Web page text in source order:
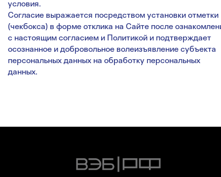
условия.
Согласие выражается посредством установки отметки
(чекбокса) в форме отклика на Сайте после
с настоящим согласием и Политикой и подтверждает
осознанное и добровольное волеизъявление субъекта
персональных данных на обработку персональных
данных.